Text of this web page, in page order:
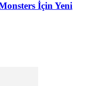
İçin Yeni